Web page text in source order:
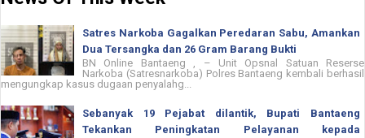
Satres Narkoba Gagalkan Peredaran Sabu, Amankan
Dua Tersangka dan 26 Gram Barang Bukti
BN Online Bantaeng , – Unit Opsnal Satuan Reserse
Narkoba (Satresnarkoba) Polres Bantaeng kembali berhasil
mengungkap kasus dugaan penyalahg...
Sebanyak 19 Pejabat dilantik, Bupati Bantaeng
Tekankan Peningkatan Pelayanan kepada